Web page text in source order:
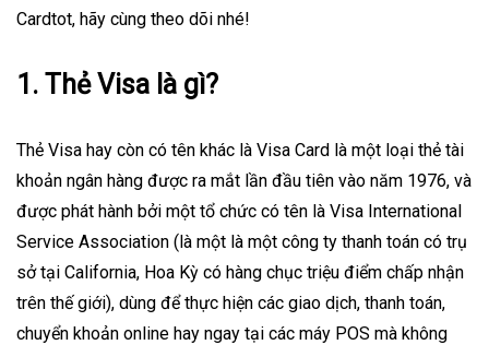
Cardtot, hãy cùng theo dõi nhé!
1. Thẻ Visa là gì?
Thẻ Visa hay còn có tên khác là Visa Card là một loại thẻ tài
khoản ngân hàng được ra mắt lần đầu tiên vào năm 1976, và
được phát hành bởi một tổ chức có tên là Visa International
Service Association (là một là một công ty thanh toán có trụ
sở tại California, Hoa Kỳ có hàng chục triệu điểm chấp nhận
trên thế giới), dùng để thực hiện các giao dịch, thanh toán,
chuyển khoản online hay ngay tại các máy POS mà không